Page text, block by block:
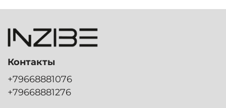
Контакты
+79668881076
+79668881276